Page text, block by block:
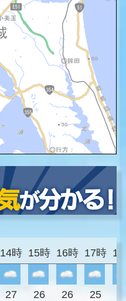
14時 15時 16時 17時
27 26 26 25